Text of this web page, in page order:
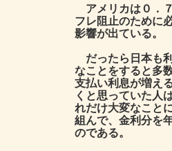
アメリカは０．
フレ阻止のために
影響が出ている。
だったら日本も
なことをすると多
支払い利息が増え
くと思っていた人
れだけ大変なこと
組んで、金利分を
のである。